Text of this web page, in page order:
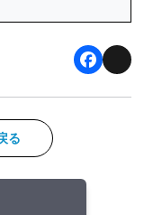
F
e
X
る